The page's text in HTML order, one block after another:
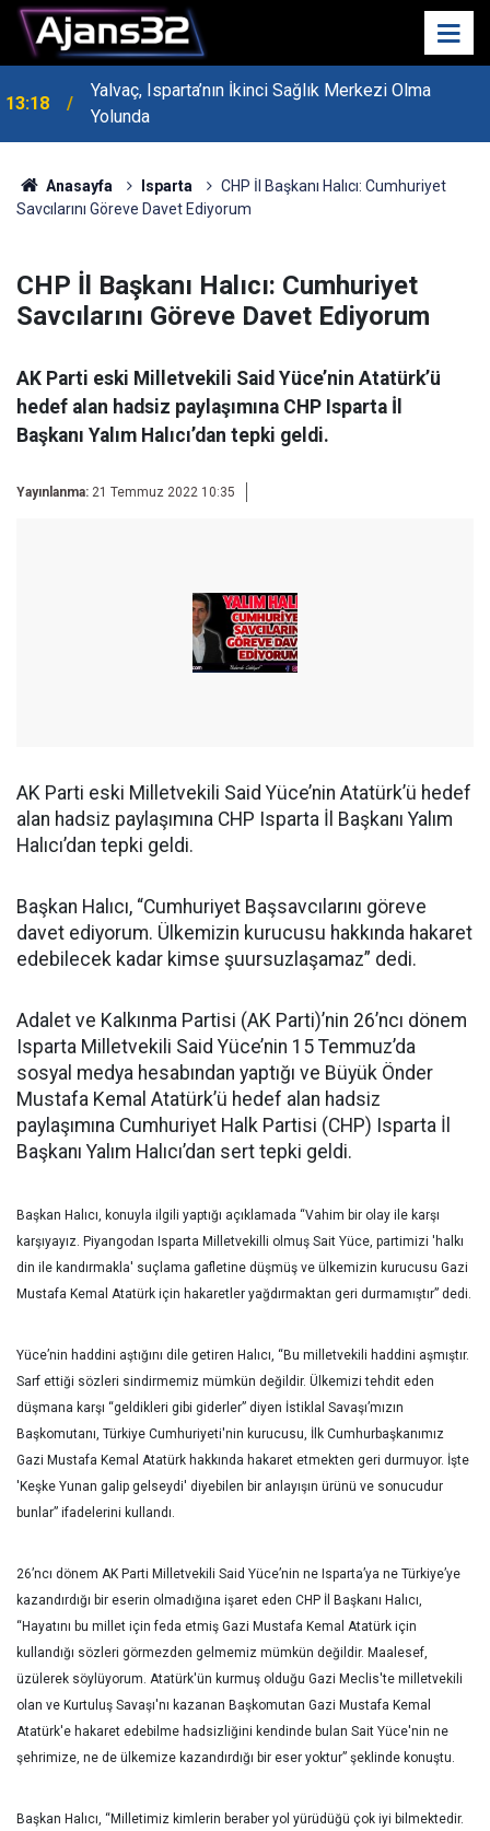
13:18
Yalvaç, Isparta’nın İkinci Sağlık Merkezi Olma
Yolunda
13:14
MHP Genel Başkan Yardımcısı Bayraktar Isparta’da
Konuştu
Anasayfa Isparta
CHP İl Başkanı Halıcı: Cumhuriyet
Savcılarını Göreve Davet Ediyorum
CHP İl Başkanı Halıcı: Cumhuriyet
Savcılarını Göreve Davet Ediyorum
AK Parti eski Milletvekili Said Yüce’nin Atatürk’ü
hedef alan hadsiz paylaşımına CHP Isparta İl
Başkanı Yalım Halıcı’dan tepki geldi.
Yayınlanma: 21 Temmuz 2022 10:35
AK Parti eski Milletvekili Said Yüce’nin Atatürk’ü hedef
alan hadsiz paylaşımına CHP Isparta İl Başkanı Yalım
Halıcı’dan tepki geldi.
Başkan Halıcı, “Cumhuriyet Başsavcılarını göreve
davet ediyorum. Ülkemizin kurucusu hakkında hakaret
edebilecek kadar kimse şuursuzlaşamaz” dedi.
Adalet ve Kalkınma Partisi (AK Parti)’nin 26’ncı dönem
Isparta Milletvekili Said Yüce’nin 15 Temmuz’da
sosyal medya hesabından yaptığı ve Büyük Önder
Mustafa Kemal Atatürk’ü hedef alan hadsiz
paylaşımına Cumhuriyet Halk Partisi (CHP) Isparta İl
Başkanı Yalım Halıcı’dan sert tepki geldi.
Başkan Halıcı, konuyla ilgili yaptığı açıklamada “Vahim bir olay ile karşı
karşıyayız. Piyangodan Isparta Milletvekilli olmuş Sait Yüce, partimizi 'halkı
din ile kandırmakla' suçlama gafletine düşmüş ve ülkemizin kurucusu Gazi
Mustafa Kemal Atatürk için hakaretler yağdırmaktan geri durmamıştır” dedi.
Yüce’nin haddini aştığını dile getiren Halıcı, “Bu milletvekili haddini aşmıştır.
Sarf ettiği sözleri sindirmemiz mümkün değildir. Ülkemizi tehdit eden
düşmana karşı “geldikleri gibi giderler” diyen İstiklal Savaşı’mızın
Başkomutanı, Türkiye Cumhuriyeti'nin kurucusu, İlk Cumhurbaşkanımız
Gazi Mustafa Kemal Atatürk hakkında hakaret etmekten geri durmuyor. İşte
'Keşke Yunan galip gelseydi' diyebilen bir anlayışın ürünü ve sonucudur
bunlar” ifadelerini kullandı.
26’ncı dönem AK Parti Milletvekili Said Yüce’nin ne Isparta’ya ne Türkiye’ye
kazandırdığı bir eserin olmadığına işaret eden CHP İl Başkanı Halıcı,
“Hayatını bu millet için feda etmiş Gazi Mustafa Kemal Atatürk için
kullandığı sözleri görmezden gelmemiz mümkün değildir. Maalesef,
üzülerek söylüyorum. Atatürk'ün kurmuş olduğu Gazi Meclis'te milletvekili
olan ve Kurtuluş Savaşı'nı kazanan Başkomutan Gazi Mustafa Kemal
Atatürk'e hakaret edebilme hadsizliğini kendinde bulan Sait Yüce'nin ne
şehrimize, ne de ülkemize kazandırdığı bir eser yoktur” şeklinde konuştu.
Başkan Halıcı, “Milletimiz kimlerin beraber yol yürüdüğü çok iyi bilmektedir.